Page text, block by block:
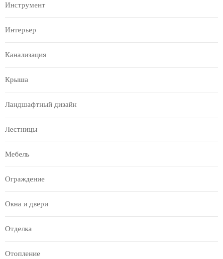
Инструмент
Интерьер
Канализация
Крыша
Ландшафтный дизайн
Лестницы
Мебель
Ограждение
Окна и двери
Отделка
Отопление